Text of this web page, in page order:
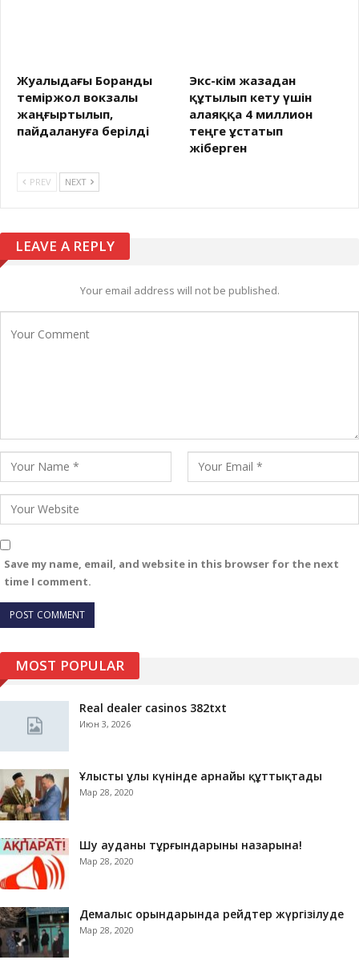
Жуалыдағы Боранды
теміржол вокзалы
жаңғыртылып,
пайдалануға берілді
Экс-әкім жазадан
құтылып кету үшін
алаяққа 4 миллион
теңге ұстатып
жіберген
PREV NEXT
LEAVE A REPLY
Your email address will not be published.
Save my name, email, and website in this browser for the next
time I comment.
MOST POPULAR
Real dealer casinos 382txt
Июн 3, 2026
Ұлыстың ұлы күнінде арнайы құттықтады
Мар 28, 2020
Шу ауданы тұрғындарының назарына!
Мар 28, 2020
Демалыс орындарында рейдтер жүргізілуде
Мар 28, 2020